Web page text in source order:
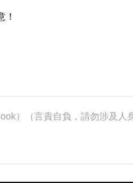
！
）（言責自負，請勿涉及人